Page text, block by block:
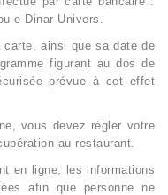
e-Dinar Univers.
ainsi que sa date de
figurant au dos de
prévue à cet effet
vous devez régler votre
au restaurant.
en ligne, les informations
afin que personne ne